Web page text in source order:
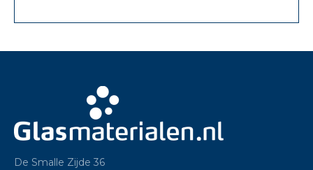
De Smalle Zijde 36